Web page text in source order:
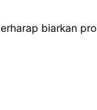
biarkan